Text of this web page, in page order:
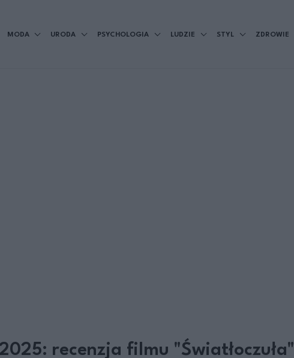
MODA URODA PSYCHOLOGIA LUDZIE STYL ZDROWIE
recenzja filmu "Światłoczuła"